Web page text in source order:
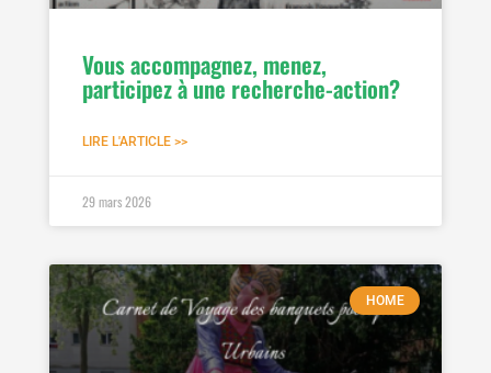
Vous accompagnez, menez,
participez à une recherche-action?
LIRE L'ARTICLE >>
29 mars 2026
HOME